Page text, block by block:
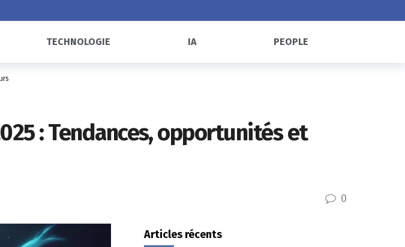
TECHNOLOGIE IA PEOPLE
: Tendances, opportunités et
0
Articles récents